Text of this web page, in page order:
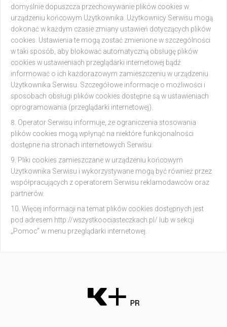
domyślnie dopuszcza przechowywanie plików cookies w
urządzeniu końcowym Użytkownika. Użytkownicy Serwisu mogą
dokonać w każdym czasie zmiany ustawień dotyczących plików
cookies. Ustawienia te mogą zostać zmienione w szczególności
w taki sposób, aby blokować automatyczną obsługę plików
cookies w ustawieniach przeglądarki internetowej bądź
informować o ich każdorazowym zamieszczeniu w urządzeniu
Użytkownika Serwisu. Szczegółowe informacje o możliwości i
sposobach obsługi plików cookies dostępne są w ustawieniach
oprogramowania (przeglądarki internetowej).
Operator Serwisu informuje, że ograniczenia stosowania
plików cookies mogą wpłynąć na niektóre funkcjonalności
dostępne na stronach internetowych Serwisu.
Pliki cookies zamieszczane w urządzeniu końcowym
Użytkownika Serwisu i wykorzystywane mogą być również przez
współpracujących z operatorem Serwisu reklamodawców oraz
partnerów.
Więcej informacji na temat plików cookies dostępnych jest
pod adresem http://wszystkoociasteczkach.pl/ lub w sekcji
„Pomoc” w menu przeglądarki internetowej.